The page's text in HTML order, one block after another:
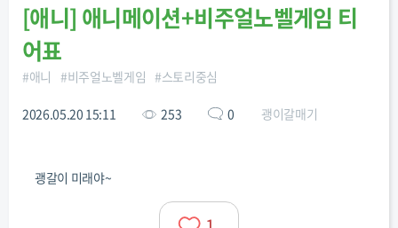
[애니] 애니메이션+비주얼노벨게임 티
어표
#애니 #비주얼노벨게임 #스토리중심
2026.05.20 15:11 253 0 괭이갈매기
괭갈이 미래야~